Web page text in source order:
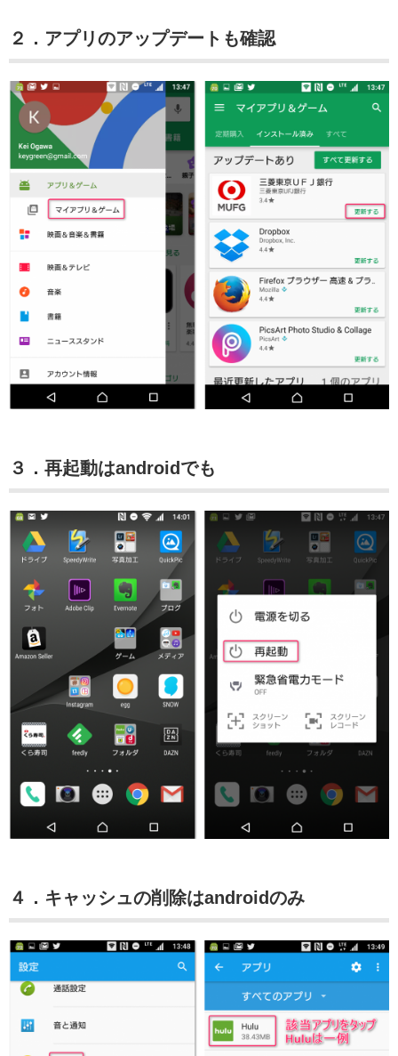
２．アプリのアップデートも確認
３．再起動はandroidでも
４．キャッシュの削除はandroidのみ